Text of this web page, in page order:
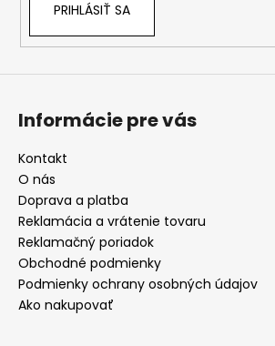
PRIHLÁSIŤ SA
Informácie pre vás
Kontakt
O nás
Doprava a platba
Reklamácia a vrátenie tovaru
Reklamačný poriadok
Obchodné podmienky
Podmienky ochrany osobných údajov
Ako nakupovať